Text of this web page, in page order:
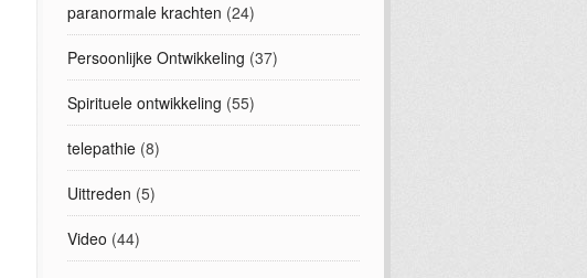
paranormale krachten (24)
Persoonlijke Ontwikkeling (37)
Spirituele ontwikkeling (55)
telepathie(8)
Uittreden (5)
Video (44)